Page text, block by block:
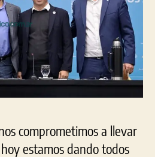
comprometimos a llevar
estamos dando todos